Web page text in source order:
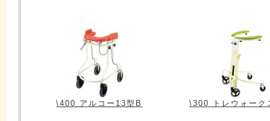
\400 アルコー13型B \300 トレウォーク